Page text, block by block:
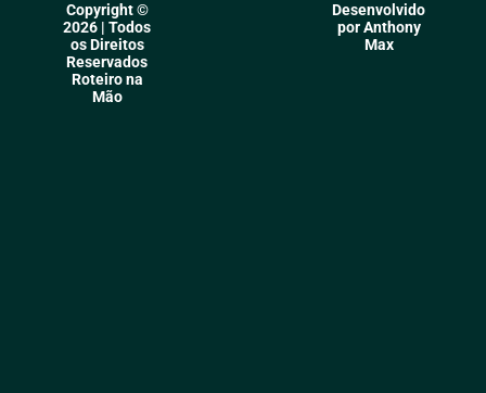
Copyright ©
2026 | Todos
os Direitos
Reservados
Roteiro na
Mão
Desenvolvido
por Anthony
Max